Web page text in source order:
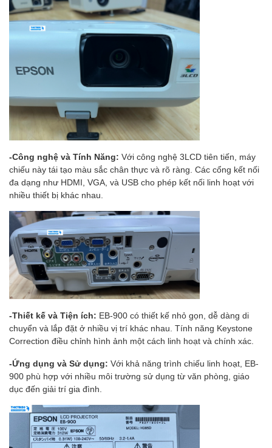
-Công nghệ và Tính Năng: Với công nghệ 3LCD tiên tiến, máy
chiếu này tái tạo màu sắc chân thực và rõ ràng. Các cổng kết nối
đa dạng như HDMI, VGA, và USB cho phép kết nối linh hoạt với
nhiều thiết bị khác nhau.
-Thiết kế và Tiện ích: EB-900 có thiết kế nhỏ gọn, dễ dàng di
chuyển và lắp đặt ở nhiều vị trí khác nhau. Tính năng Keystone
Correction điều chỉnh hình ảnh một cách linh hoạt và chính xác.
-Ứng dụng và Sử dụng: Với khả năng trình chiếu linh hoạt, EB-
900 phù hợp với nhiều môi trường sử dụng từ văn phòng, giáo
dục đến giải trí gia đình.